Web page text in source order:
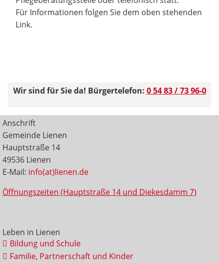
Für Informationen folgen Sie dem oben stehenden
Link.
Wir sind für Sie da! Bürgertelefon: 0 54 83 / 73 96-0
Anschrift
Gemeinde Lienen
Hauptstraße 14
49536 Lienen
E-Mail: info(at)lienen.de
Öffnungszeiten (Hauptstraße 14 und Diekesdamm 7)
Leben in Lienen
Bildung und Schule
Familie, Partnerschaft und Kinder